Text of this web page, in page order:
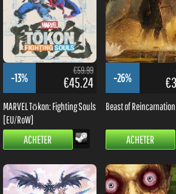
-13%
€59.99
€45.24
MARVEL Tōkon: Fighting Souls
[EU/RoW]
ACHETER
-26%
Beast of Reincarnation
ACHETER